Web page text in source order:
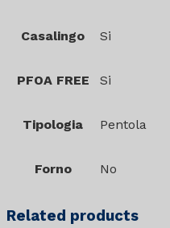
Casalingo Si
PFOA FREE Si
Tipologia Pentola
Forno No
Related products